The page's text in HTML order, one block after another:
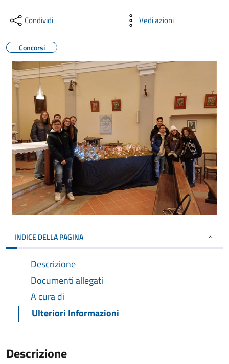
Condividi Vedi azioni
Concorsi
INDICE DELLA PAGINA
Descrizione
Documenti allegati
A cura di
Ulteriori Informazioni
Descrizione